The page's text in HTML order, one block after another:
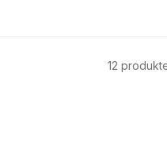
12